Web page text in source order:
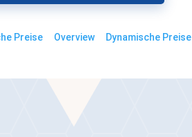
Preise Overview Dynamische Preise